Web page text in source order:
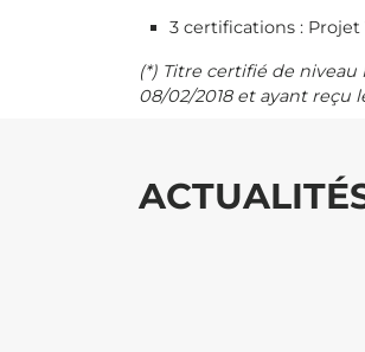
3 certifications : Projet
(*) Titre certifié de niveau
08/02/2018 et ayant reçu